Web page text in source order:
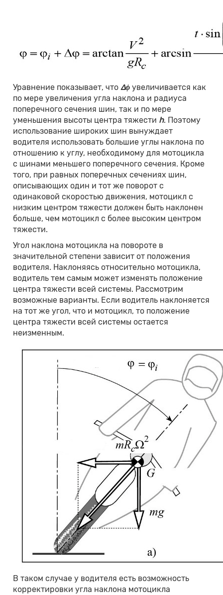
Уравнение показывает, что∆ϕ увеличивается как
по мере увеличения угла наклона и радиуса
поперечного сечения шин, так и по мере
уменьшения высоты центра тяжести h. Поэтому
использование широких шин вынуждает
водителя использовать большие углы наклона по
отношению к углу, необходимому для мотоцикла
с шинами меньшего поперечного сечения. Кроме
того, при равных поперечных сечениях шин,
описывающих один и тот же поворот с
одинаковой скоростью движения, мотоцикл с
низким центром тяжести должен быть наклонен
больше, чем мотоцикл с более высоким центром
тяжести.
Угол наклона мотоцикла на повороте в
значительной степени зависит от положения
водителя. Наклоняясь относительно мотоцикла,
водитель тем самым может изменять положение
центра тяжести всей системы. Рассмотрим
возможные варианты. Если водитель наклоняется
на тот же угол, что и мотоцикл, то положение
центра тяжести всей системы остается
неизменным.
В таком случае у водителя есть возможность
корректировки угла наклона мотоцикла